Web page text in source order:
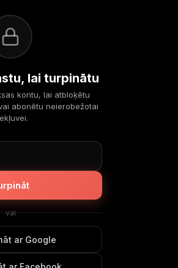
lai turpinātu
kontu, lai atbloķētu
abonētu neierobežotai
vai
ar Google